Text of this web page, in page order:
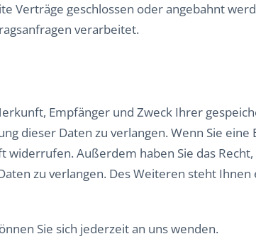
Verträge geschlossen oder angebahnt
verarbeitet.
Empfänger und Zweck Ihrer
dieser Daten zu verlangen. Wenn Sie
widerrufen. Außerdem haben Sie das
zu verlangen. Des Weiteren steht
Sie sich jederzeit an uns wenden.